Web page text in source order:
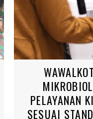
PELAYANAN
SESUAI